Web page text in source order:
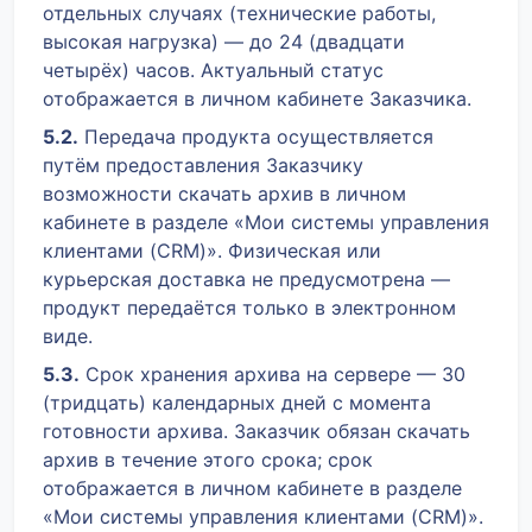
отдельных случаях (технические работы,
высокая нагрузка) — до 24 (двадцати
четырёх) часов. Актуальный статус
отображается в личном кабинете Заказчика.
5.2. Передача продукта осуществляется
путём предоставления Заказчику
возможности скачать архив в личном
кабинете в разделе «Мои системы управления
клиентами (CRM)». Физическая или
курьерская доставка не предусмотрена —
продукт передаётся только в электронном
виде.
5.3. Срок хранения архива на сервере — 30
(тридцать) календарных дней с момента
готовности архива. Заказчик обязан скачать
архив в течение этого срока; срок
отображается в личном кабинете в разделе
«Мои системы управления клиентами (CRM)».